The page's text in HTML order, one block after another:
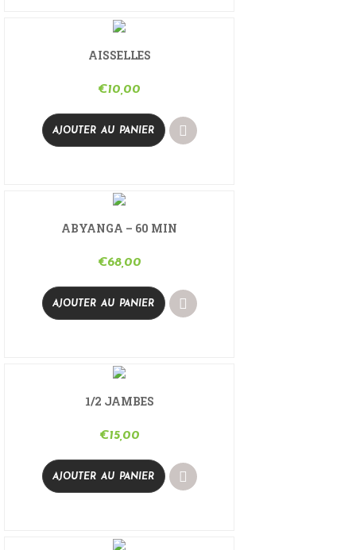
AISSELLES
€10,00
AJOUTER AU PANIER
ABYANGA – 60 MIN
€68,00
AJOUTER AU PANIER
1/2 JAMBES
€15,00
AJOUTER AU PANIER